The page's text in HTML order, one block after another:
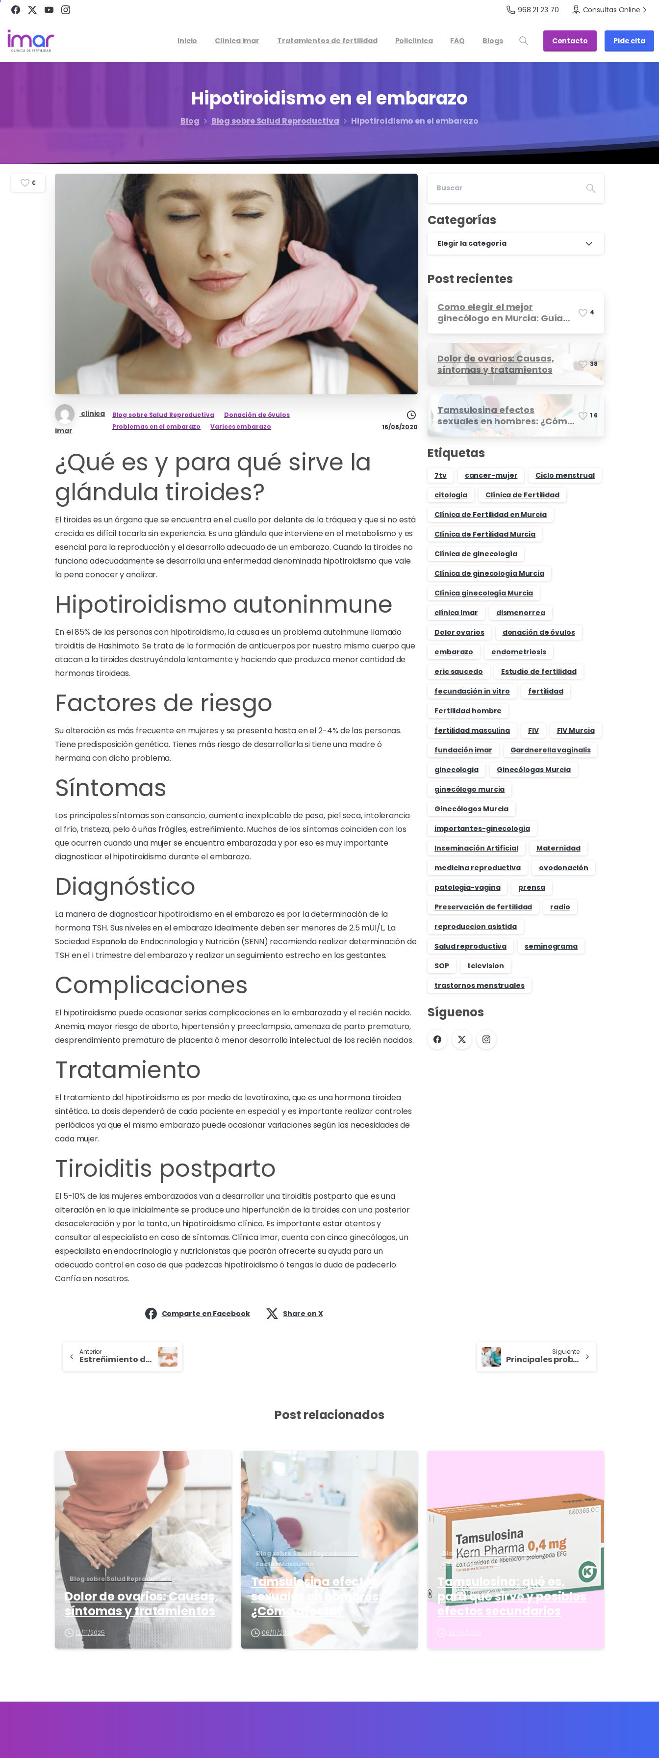
968 21 23 70 Consultas Online
Inicio Clínica Imar Tratamientos de fertilidad Policlínica FAQ Blogs Contacto Pide cita
Hipotiroidismoen el embarazo
Blog Blog sobre Salud Reproductiva Hipotiroidismo en el embarazo
clinica
imar
Blog sobre Salud Reproductiva
Donación de óvulos
Problemas en el embarazo
Varices embarazo 16/06/2020
¿Qué es y para qué sirve la
glándula tiroides?
El tiroides es un órgano que se encuentra en el cuello por delante de la tráquea y que si no está
crecida es difícil tocarla sin experiencia. Es una glándula que interviene en el metabolismo y es
esencial para la reproducción y el desarrollo adecuado de un embarazo. Cuando la tiroides no
funciona adecuadamente se desarrolla una enfermedad denominada hipotiroidismo que vale
la pena conocer y analizar.
Hipotiroidismo autoninmune
En el 85% de las personas con hipotiroidismo, la causa es un problema autoinmune llamado
tiroiditis de Hashimoto. Se trata de la formación de anticuerpos por nuestro mismo cuerpo que
atacan a la tiroides destruyéndola lentamente y haciendo que produzca menor cantidad de
hormonas tiroideas.
Factores de riesgo
Su alteración es más frecuente en mujeres y se presenta hasta en el 2-4% de las personas.
Tiene predisposición genética. Tienes más riesgo de desarrollarla si tiene una madre ó
hermana con dicho problema.
Síntomas
Los principales síntomas son cansancio, aumento inexplicable de peso, piel seca, intolerancia
al frío, tristeza, pelo ó uñas frágiles, estreñimiento. Muchos de los síntomas coinciden con los
que ocurren cuando una mujer se encuentra embarazada y por eso es muy importante
diagnosticar el hipotiroidismo durante el embarazo.
Diagnóstico
La manera de diagnosticar hipotiroidismo en el embarazo es por la determinación de la
hormona TSH. Sus niveles en el embarazo idealmente deben ser menores de 2.5 mUI/L. La
Sociedad Española de Endocrinología y Nutrición (SENN) recomienda realizar determinación de
TSH en el I trimestre del embarazo y realizar un seguimiento estrecho en las gestantes.
Complicaciones
El hipotiroidismo puede ocasionar serias complicaciones en la embarazada y el recién nacido.
Anemia, mayor riesgo de aborto, hipertensión y preeclampsia, amenaza de parto prematuro,
desprendimiento prematuro de placenta ó menor desarrollo intelectual de los recién nacidos.
Tratamiento
El tratamiento del hipotiroidismo es por medio de levotiroxina, que es una hormona tiroidea
sintética. La dosis dependerá de cada paciente en especial y es importante realizar controles
periódicos ya que el mismo embarazo puede ocasionar variaciones según las necesidades de
cada mujer.
Tiroiditis postparto
El 5-10% de las mujeres embarazadas van a desarrollar una tiroiditis postparto que es una
alteración en la que inicialmente se produce una hiperfunción de la tiroides con una posterior
desaceleración y por lo tanto, un hipotiroidismo clínico. Es importante estar atentos y
consultar al especialista en caso de síntomas. Clínica Imar, cuenta con cinco ginecólogos, un
especialista en endocrinología y nutricionistas que podrán ofrecerte su ayuda para un
adecuado control en caso de que padezcas hipotiroidismo ó tengas la duda de padecerlo.
Confía en nosotros.
0
Comparte en Facebook Share on X
Categorías
Elegir la categoría
Post recientes
Como elegir el mejor
ginecólogo en Murcia: Guía
4
Dolor de ovarios: Causas,
síntomas y tratamientos
38
Tamsulosina efectos
sexuales en hombres: ¿Cómo
afecta?
1 6
Etiquetas
7tv cancer-mujer
Ciclo menstrual
citologia
Clínica de Fertilidad
Clínica de Fertilidad en Murcia
Clínica de Fertilidad Murcia
Clínica de ginecología
Clínica de ginecología Murcia
Clínica ginecología Murcia
clínica Imar
dismenorrea
Dolor ovarios
donación de óvulos
embarazo
endometriosis
eric saucedo
Estudio de fertilidad
fecundación in vitro
fertilidad
Fertilidad hombre
fertilidad masculina
FIV
FIV Murcia
fundación imar
Gardnerella vaginalis
ginecologia
Ginecólogas Murcia
ginecólogo murcia
Ginecólogos Murcia
importantes-ginecologia
Inseminación Artificial
Maternidad
medicina reproductiva
ovodonación
patologia-vagina
prensa
Preservación de fertilidad
radio
reproduccion asistida
Salud reproductiva
seminograma
SOP
television
trastornos menstruales
Síguenos
Anterior
Estreñimiento durante el embarazo
Siguiente
Principales problemas en el embarazo
Post relacionados
Blog sobre Salud Reproductiva
Dolor de ovarios: Causas,
síntomas y tratamientos
12/11/2025
Blog sobre Salud Reproductiva
Factor Masculino
Tamsulosina efectos
sexuales en hombres:
¿Cómo afecta?
06/11/2025
Blog sobre Salud Reproductiva
Factor Masculino
Tamsulosina: qué es,
para qué sirve y posibles
efectos secundarios
28/10/2025